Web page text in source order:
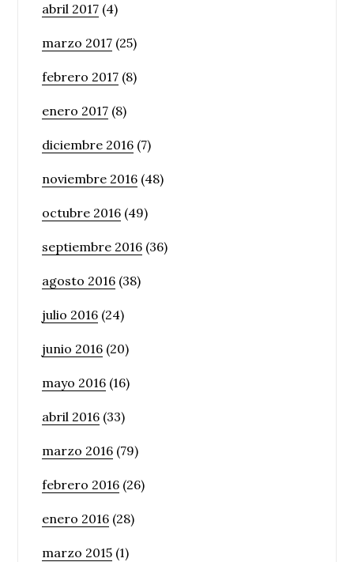
abril 2017 (4)
marzo 2017 (25)
febrero 2017 (8)
enero 2017 (8)
diciembre 2016 (7)
noviembre 2016 (48)
octubre 2016 (49)
septiembre 2016 (36)
agosto 2016 (38)
julio 2016 (24)
junio 2016 (20)
mayo 2016 (16)
abril 2016 (33)
marzo 2016 (79)
febrero 2016 (26)
enero 2016 (28)
marzo 2015 (1)